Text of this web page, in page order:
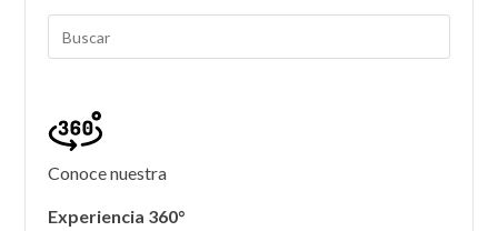
Conoce nuestra
Experiencia 360°